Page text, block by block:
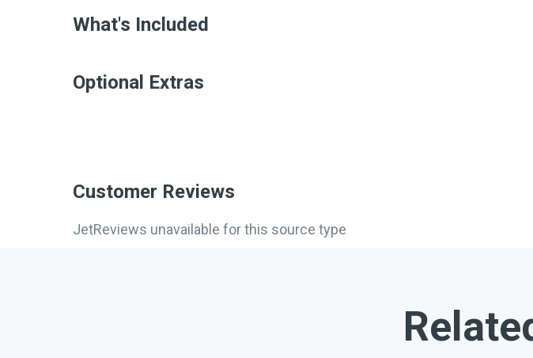
What's Included
Optional Extras​
Customer Reviews
JetReviews unavailable for this source type